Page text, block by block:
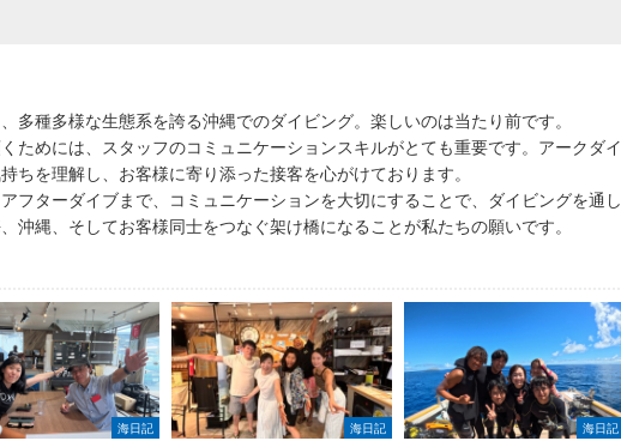
多種多様な生態系を誇る沖縄でのダイビング。楽しいのは当たり前です。
ためには、スタッフのコミュニケーションスキルがとても重要です。アークダイ
ちを理解し、お客様に寄り添った接客を心がけております。
フターダイブまで、コミュニケーションを大切にすることで、ダイビングを通し
沖縄、そしてお客様同士をつなぐ架け橋になることが私たちの願いです。
海日記 海日記 海日記